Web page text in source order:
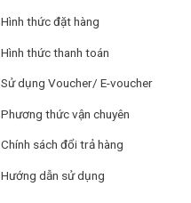
Hình thức đặt hàng
Hình thức thanh toán
Sử dụng Voucher/ E-voucher
Phương thức vận chuyên
Chính sách đổi trả hàng
Hướng dẫn sử dụng